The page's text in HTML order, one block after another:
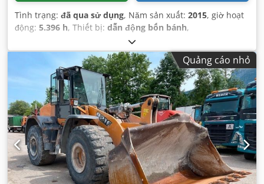
Tình trạng: đã qua sử dụng, Năm sản xuất: 2015, giờ hoạt
động: 5.396 h, Thiết bị: dẫn động bốn bánh,
Quảng cáo nhỏ